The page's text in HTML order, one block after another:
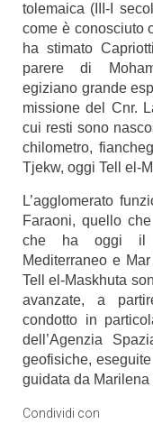
tolemaica (III-I
come è conosciuto
ha stimato
parere di
egiziano grande
missione del Cnr.
cui resti sono
chilometro,
Tjekw, oggi Tell el-
L’agglomerato
Faraoni, quello
che ha oggi il
Mediterraneo e
Tell el-Maskhuta
avanzate, a
condotto in
dell’Agenzia
geofisiche,
guidata da Marilena
Condividi con